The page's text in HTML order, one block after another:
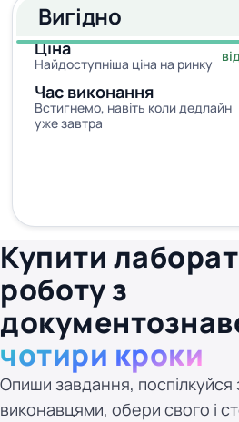
Вигідно
Ціна
Найдоступніша ціна на ринку
Час виконання
Встигнемо, навіть коли дедлайн
уже завтра
Купити
роботу з
чотири кроки
Опиши завдання, поспілкуйся
виконавцями, обери свого і